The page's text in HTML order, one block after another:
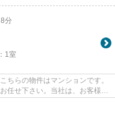
分
1室
ちらの物件はマンションです。
任せ下さい。当社は、お客様の